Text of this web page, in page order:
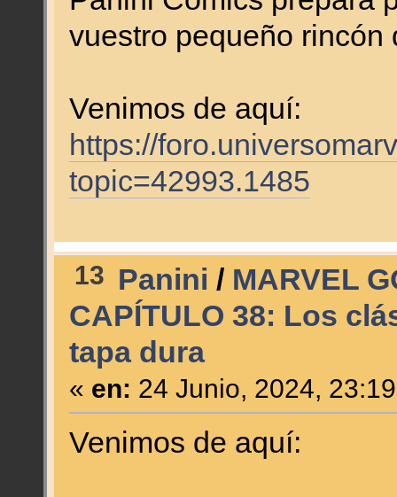
vuestro pequeño rincón
Venimos de aquí:
https://
topic=42993.1485
13 Panini / MARVEL
CAPÍTULO 38: Los
tapa dura
« en: 24 Junio, 2024,
Venimos de aquí: